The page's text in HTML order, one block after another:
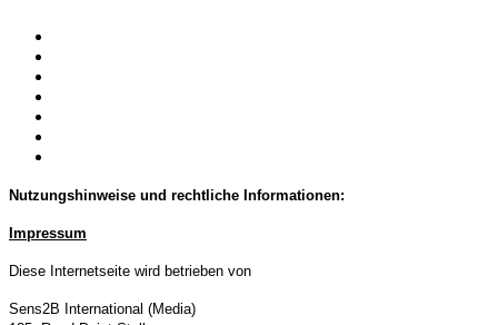
Nutzungshinweise und rechtliche Informationen:
Impressum
Diese Internetseite wird betrieben von
Sens2B International (Media)